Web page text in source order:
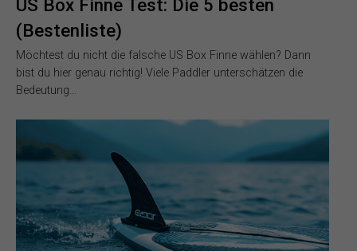
US Box Finne Test: Die 5 besten
(Bestenliste)
Möchtest du nicht die falsche US Box Finne wählen? Dann
bist du hier genau richtig! Viele Paddler unterschätzen die
Bedeutung…